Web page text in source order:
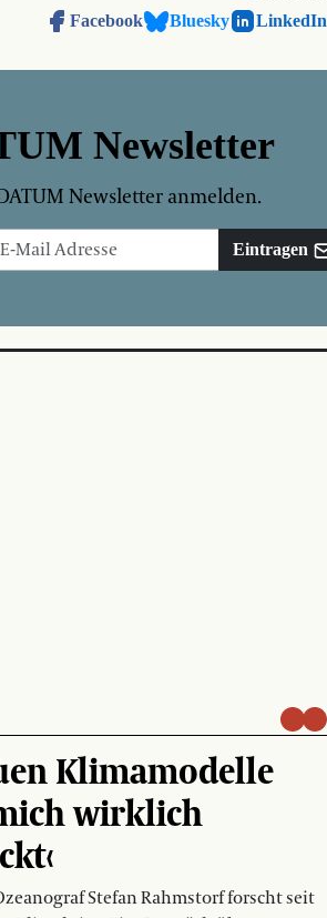
Facebook
Bluesky LinkedIn
Newsletter
Newsletter anmelden.
Eintragen
Klimamodelle
wirklich
Stefan Rahmstorf forscht seit